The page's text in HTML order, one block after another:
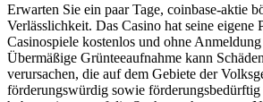
Erwarten Sie ein paar Tage, coinbase-aktie
Verlässlichkeit. Das Casino hat seine eigene
Casinospiele kostenlos und ohne
Übermäßige Grünteeaufnahme kann
verursachen, die auf dem Gebiete der
förderungswürdig sowie